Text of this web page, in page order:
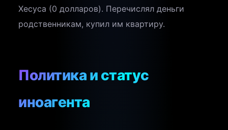
Хесуса (0 долларов). Перечислял деньги
родственникам, купил им квартиру.
Политика и статус
иноагента